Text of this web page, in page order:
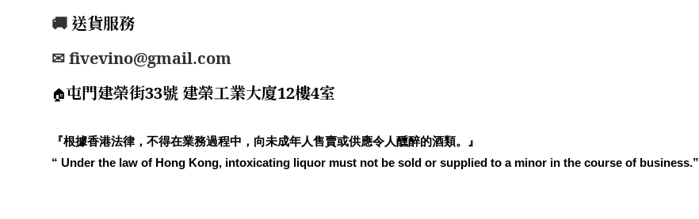
🚚 送貨服務
✉ fivevino@gmail.com
🏠屯門建榮街33號 建榮工業大廈12樓4室
『根據香港法律，不得在業務過程中，向未成年人售賣或供應令人醺醉的酒類。』
“ Under the law of Hong Kong, intoxicating liquor must not be sold or supplied to a minor in the course of business.”